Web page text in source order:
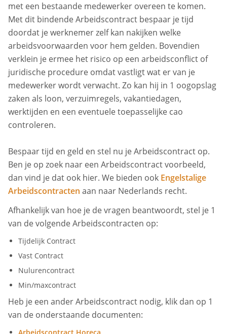
met een bestaande medewerker overeen te komen.
Met dit bindende Arbeidscontract bespaar je tijd
doordat je werknemer zelf kan nakijken welke
arbeidsvoorwaarden voor hem gelden. Bovendien
verklein je ermee het risico op een arbeidsconflict of
juridische procedure omdat vastligt wat er van je
medewerker wordt verwacht. Zo kan hij in 1 oogopslag
zaken als loon, verzuimregels, vakantiedagen,
werktijden en een eventuele toepasselijke cao
controleren.
Bespaar tijd en geld en stel nu je Arbeidscontract op.
Ben je op zoek naar een Arbeidscontract voorbeeld,
dan vind je dat ook hier. We bieden ook Engelstalige
Arbeidscontracten aan naar Nederlands recht.
Afhankelijk van hoe je de vragen beantwoordt, stel je 1
van de volgende Arbeidscontracten op:
Tijdelijk Contract
Vast Contract
Nulurencontract
Min/maxcontract
Heb je een ander Arbeidscontract nodig, klik dan op 1
van de onderstaande documenten: